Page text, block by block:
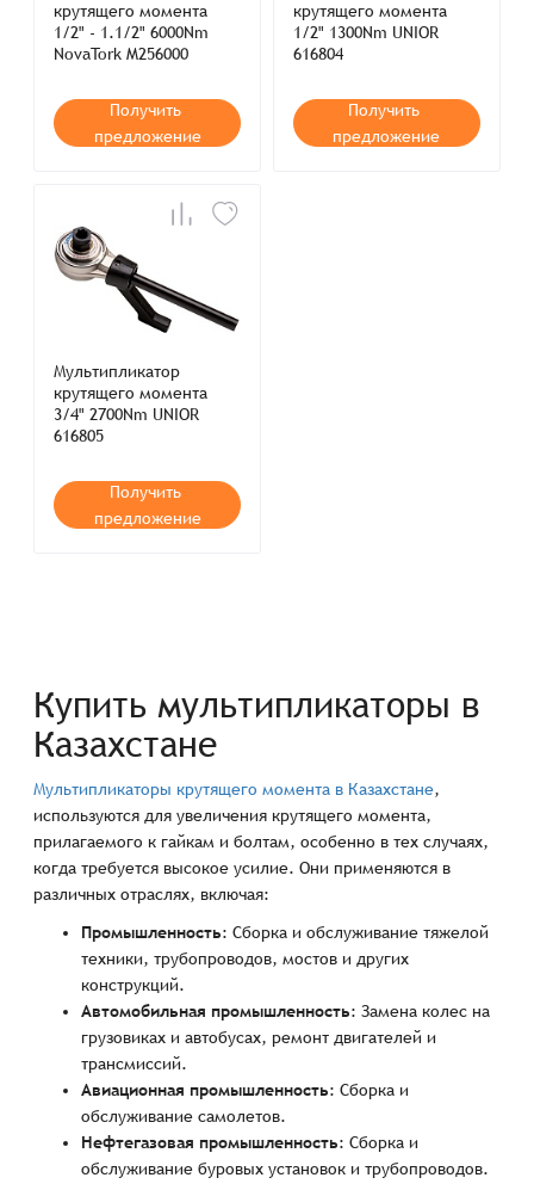
крутящего момента
1/2" - 1.1/2" 6000Nm
NovaTork M256000
Получить
предложение
крутящего момента
1/2" 1300Nm UNIOR
616804
Получить
предложение
Мультипликатор
крутящего момента
3/4" 2700Nm UNIOR
616805
Получить
предложение
Купить мультипликаторы в
Казахстане
Мультипликаторы крутящего момента в Казахстане,
используются для увеличения крутящего момента,
прилагаемого к гайкам и болтам, особенно в тех случаях,
когда требуется высокое усилие. Они применяются в
различных отраслях, включая:
Промышленность: Сборка и обслуживание тяжелой
техники, трубопроводов, мостов и других
конструкций.
Автомобильная промышленность: Замена колес на
грузовиках и автобусах, ремонт двигателей и
трансмиссий.
Авиационная промышленность: Сборка и
обслуживание самолетов.
Нефтегазовая промышленность: Сборка и
обслуживание буровых установок и трубопроводов.